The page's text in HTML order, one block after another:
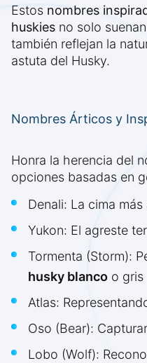
Estos nombres
huskies no solo
también reflejan la
astuta del Husky.
Nombres Árticos y
Honra la herencia del
opciones basadas en
Denali: La cima
Yukon: El agreste
Tormenta (Storm):
husky blanco o gris
Atlas:
Oso (Bear):
Lobo (Wolf):